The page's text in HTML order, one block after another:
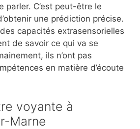
parler. C’est peut-être le
une prédiction précise.
capacités extrasensorielles
de savoir ce qui va se
ils n’ont pas
en matière d’écoute
voyante à
Marne